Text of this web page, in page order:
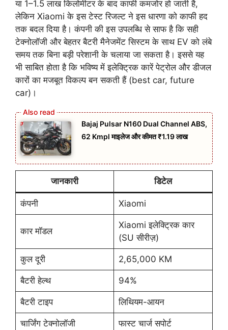
या 1–1.5 लाख किलोमीटर के बाद काफी कमजोर हो जाती है,
लेकिन Xiaomi के इस टेस्ट रिजल्ट ने इस धारणा को काफी हद
तक बदल दिया है। कंपनी की इस उपलब्धि से साफ है कि सही
टेक्नोलॉजी और बेहतर बैटरी मैनेजमेंट सिस्टम के साथ EV को लंबे
समय तक बिना बड़ी परेशानी के चलाया जा सकता है। इससे यह
भी साबित होता है कि भविष्य में इलेक्ट्रिक कारें पेट्रोल और डीजल
कारों का मजबूत विकल्प बन सकती हैं (best car, future
car)।
Bajaj Pulsar N160 Dual Channel ABS,
62 Kmpl माइलेज और कीमत ₹1.19 लाख
जानकारी डिटेल
कंपनी Xiaomi
कार मॉडल
Xiaomi इलेक्ट्रिक कार
(SU सीरीज़)
कुल दूरी 2,65,000 KM
बैटरी हेल्थ 94%
बैटरी टाइप लिथियम-आयन
चार्जिंग टेक्नोलॉजी फास्ट चार्ज सपोर्ट